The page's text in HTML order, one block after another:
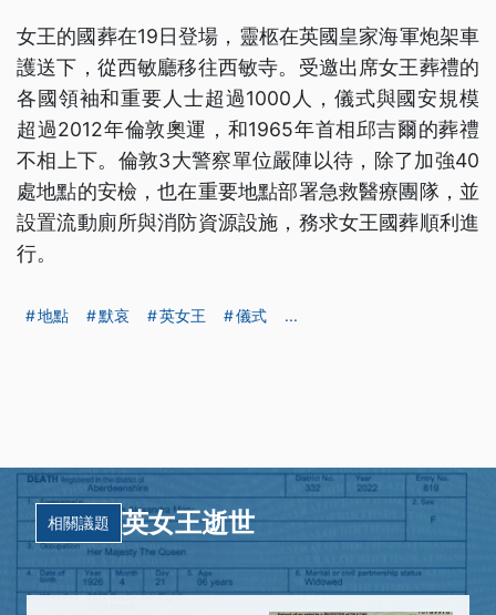
女王的國葬在19日登場，靈柩在英國皇家海軍炮架車
護送下，從西敏廳移往西敏寺。受邀出席女王葬禮的
各國領袖和重要人士超過1000人，儀式與國安規模
超過2012年倫敦奧運，和1965年首相邱吉爾的葬禮
不相上下。倫敦3大警察單位嚴陣以待，除了加強40
處地點的安檢，也在重要地點部署急救醫療團隊，並
設置流動廁所與消防資源設施，務求女王國葬順利進
行。
地點 默哀 英女王 儀式 ...
相關議題 英女王逝世